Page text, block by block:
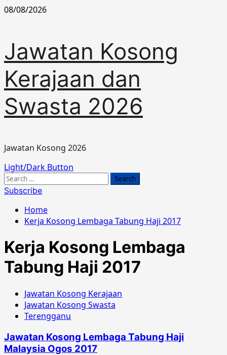
Skip
08/08/2026
Jawatan Kosong
Kerajaan dan
Swasta 2026
Jawatan Kosong 2026
Primary
Menu
Light/Dark Button
Search
for:
Subscribe
Home
Kerja Kosong Lembaga Tabung Haji 2017
Kerja Kosong Lembaga
Tabung Haji 2017
Jawatan Kosong Kerajaan
Jawatan Kosong Swasta
Terengganu
Jawatan Kosong Lembaga Tabung Haji
Malaysia Ogos 2017